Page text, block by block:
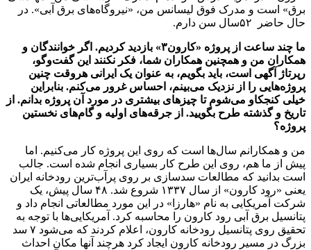
برق» است و مدرک فوق لیسانس من، «نیروگاه‌های برق آبی». در
حال حاضر ۵۲‌سال سن دارم.
ما چند ساعت از پروژه «کارون۳» بازدید کردیم. اگر خوانندگان و
همکاران من و همچنین همکاران شما، فکر نکنند این گفت‌وگو،
رپرتاژ آگهی است، باید بگویم، به عنوان یک ایرانی هروقت چنین
پروژه‌هایی را از نزدیک می‌بینم، احساس غرور می‌کنم. بنابراین
خیلی کنجکاو می‌شوم تا چیزهای بیشتری در مورد آن پروژه بدانم. از
تاریخ و گذشته طرح بگویید. از جرقه‌های اولیه و گام‌های نخستین
پروژه؟
من و همکارانم ‌سال‌ها است که روی این پروژه کار می‌کنیم. اما
پیش از ما هم، روی این طرح کار بسیاری انجام شده است. جالب
است بدانید که مطالعات سدسازی بر روی پرآب‌ترین رودخانه ایران
یعنی «رود کارون» از ‌سال ۱۳۳۷ شروع شد. ۴۸‌ سال پیش، یک
شرکت آمریکایی به نام «هارزا» در این مورد مطالعاتی انجام داد و
پتانسیل برق آبی رود کارون را محاسبه کرد. آمریکایی‌ها با توجه به
تحقیق روی پتانسیل رودخانه کارون، اعلام کردند که می‌شود ۷ سد
بزرگ در مسیر رودخانه کارون ایجاد کرد هرچند آنها مکان احداث